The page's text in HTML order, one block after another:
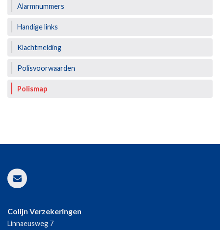
Alarmnummers
Handige links
Klachtmelding
Polisvoorwaarden
Polismap
Colijn Verzekeringen
Linnaeusweg 7